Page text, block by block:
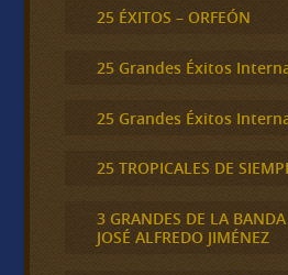
25 ÉXITOS – ORFEÓN
25 Grandes Éxitos
25 Grandes Éxitos
25 TROPICALES DE
3 GRANDES DE LA
JOSÉ ALFREDO JIMÉNEZ